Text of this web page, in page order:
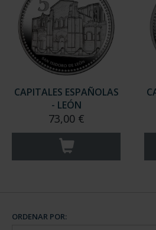
CAPITALES ESPAÑOLAS
- LEÓN
73,00 €
ORDENAR POR: